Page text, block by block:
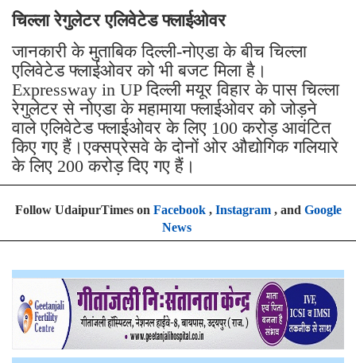
चिल्ला रेगुलेटर एलिवेटेड फ्लाईओवर
जानकारी के मुताबिक दिल्ली-नोएडा के बीच चिल्ला
एलिवेटेड फ्लाईओवर को भी बजट मिला है।
Expressway in UP दिल्ली मयूर विहार के पास चिल्ला
रेगुलेटर से नोएडा के महामाया फ्लाईओवर को जोड़ने
वाले एलिवेटेड फ्लाईओवर के लिए 100 करोड़ आवंटित
किए गए हैं।एक्सप्रेसवे के दोनों ओर औद्योगिक गलियारे
के लिए 200 करोड़ दिए गए हैं।
Follow UdaipurTimes on Facebook, Instagram, and Google
News